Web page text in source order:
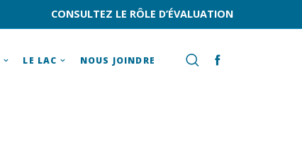
CONSULTEZ LE RÔLE D’ÉVALUATION
LE LAC NOUS JOINDRE